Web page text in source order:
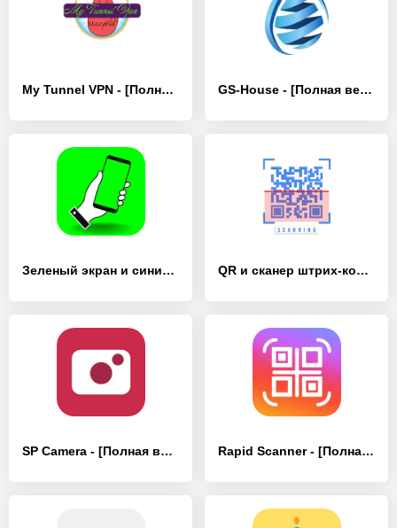
My Tunnel VPN - [Полная версия] GS-House - [Полная версия]
Зеленый экран и синий экран - [Полная версия] QR и сканер штрих-кода - [Полная версия]
SP Camera - [Полная версия] Rapid Scanner - [Полная версия]